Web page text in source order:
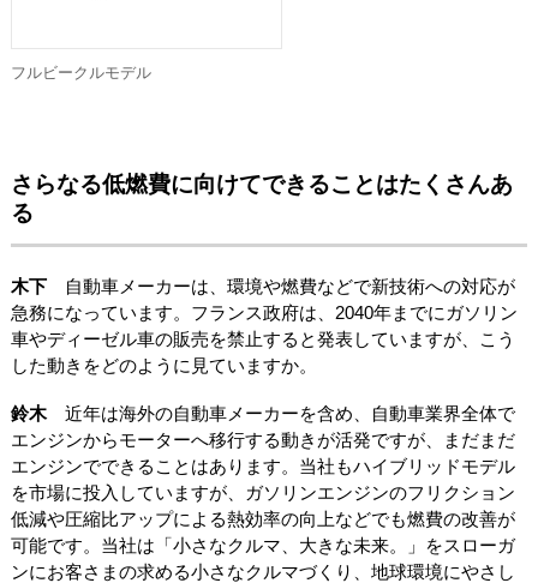
フルビークルモデル
さらなる低燃費に向けてできることはたくさんあ
る
木下自動車メーカーは、環境や燃費などで新技術への対応が
急務になっています。フランス政府は、2040年までにガソリン
車やディーゼル車の販売を禁止すると発表していますが、こう
した動きをどのように見ていますか。
鈴木近年は海外の自動車メーカーを含め、自動車業界全体で
エンジンからモーターへ移行する動きが活発ですが、まだまだ
エンジンでできることはあります。当社もハイブリッドモデル
を市場に投入していますが、ガソリンエンジンのフリクション
低減や圧縮比アップによる熱効率の向上などでも燃費の改善が
可能です。当社は「小さなクルマ、大きな未来。」をスローガ
ンにお客さまの求める小さなクルマづくり、地球環境にやさし